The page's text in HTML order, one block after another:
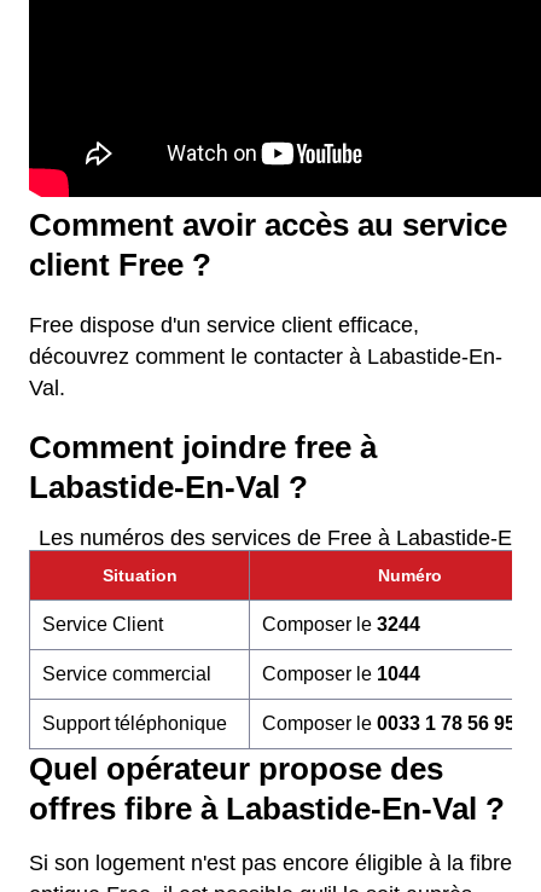
Comment avoir accès au service
client Free ?
Free dispose d'un service client efficace,
découvrez comment le contacter à Labastide-En-
Val.
Comment joindre free à
Labastide-En-Val ?
Les numéros des services de Free à Labastide-En-
Situation Numéro
Service Client Composer le 3244
Service commercial Composer le 1044
Support téléphonique Composer le 0033 1 78 56 95 60
Quel opérateur propose des
offres fibre à Labastide-En-Val ?
Si son logement n'est pas encore éligible à la fibre